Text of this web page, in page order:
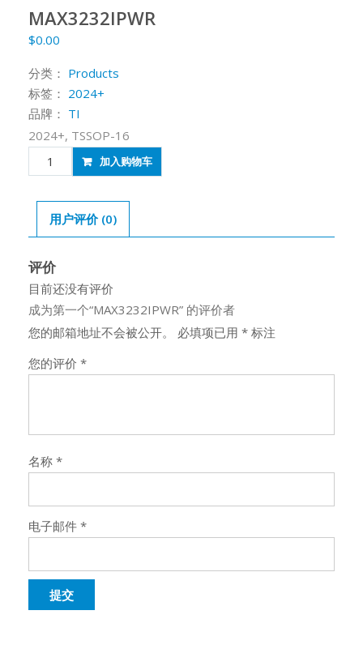
MAX3232IPWR
$0.00
分类： Products
标签： 2024+
品牌： TI
2024+, TSSOP-16
MAX3232IPWR
数
加入购物车
用户评价 (0)
评价
目前还没有评价
成为第一个“MAX3232IPWR” 的评价者
您的邮箱地址不会被公开。
必填项已用 * 标注
您的评价 *
名称 *
电子邮件 *